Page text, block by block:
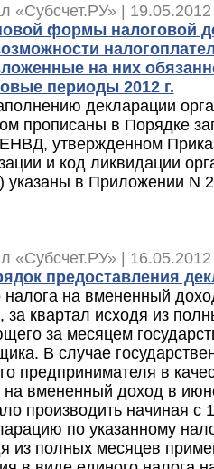
«Субсчет.РУ» |
формы налоговой
на них
периоды 2012 г.
декларации
прописаны в Порядке
утвержденном
и код ликвидации
указаны в Приложении N
«Субсчет.РУ» |
предоставления
налога на вмененный
за квартал исходя из
за месяцем
В случае
предпринимателя в
на вмененный доход в
производить начиная с
по указанному
из полных месяцев